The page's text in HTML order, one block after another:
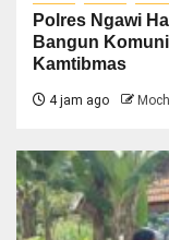
Polres Ngawi
Bangun
Kamtibmas
4 jam ago